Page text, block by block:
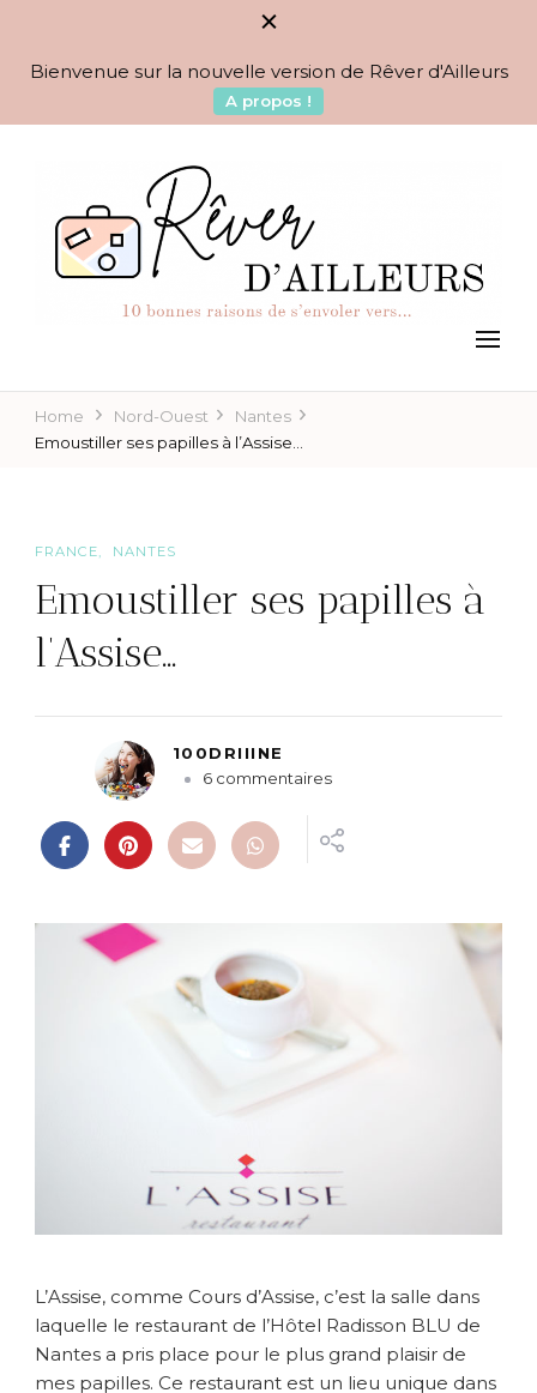
Bienvenue sur la nouvelle version de Rêver d'Ailleurs
A propos !
Rêver d'Ailleurs – 10
raisons de s'envoler vers…
BLOG VOYAGES DEPUIS 2010
Home Nord-Ouest
Nantes
Emoustiller ses papilles à l’Assise…
FRANCE NANTES
Emoustiller ses papilles à
l’Assise…
100DRIIINE
6 commentairess
r
E
l
p
l
l
e
s
L’Assise, comme Cours d’Assise, c’est la salle dans
laquelle le restaurant de l’Hôtel Radisson BLU de
Nantes a pris place pour le plus grand plaisir de
mes papilles. Ce restaurant est un lieu unique dans